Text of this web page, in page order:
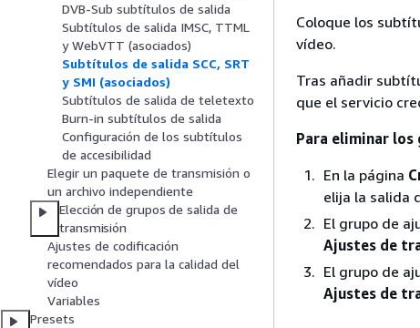
DVB-Sub subtítulos de salida
Subtítulos de salida IMSC, TTML
y WebVTT (asociados)
Subtítulos de salida SCC, SRT
y SMI (asociados)
Subtítulos de salida de teletexto
Burn-in subtítulos de salida
Configuración de los subtítulos
de accesibilidad
Elegir un paquete de transmisión o
un archivo independiente
Elección de grupos de salida de
transmisión
Ajustes de codificación
recomendados para la calidad del
vídeo
Variables
Presets
Coloque los
vídeo.
Tras añadir
que el servicio
Para eliminar los
En la página
elija la salida
El grupo de
Ajustes de
El grupo de
Ajustes de